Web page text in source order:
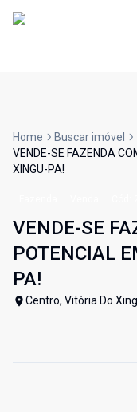
Home
Buscar imóvel
VENDE-SE FAZENDA
XINGU-PA!
VENDE-SE
POTENCIAL
PA!
Centro, Vitória Do